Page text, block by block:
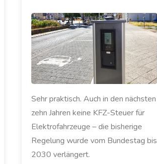
ELEKTROAUTO
LADESÄULE
Sehr praktisch. Auch in den nächsten
zehn Jahren keine KFZ-Steuer für
Elektrofahrzeuge – die bisherige
Regelung wurde vom Bundestag bis
2030 verlängert.